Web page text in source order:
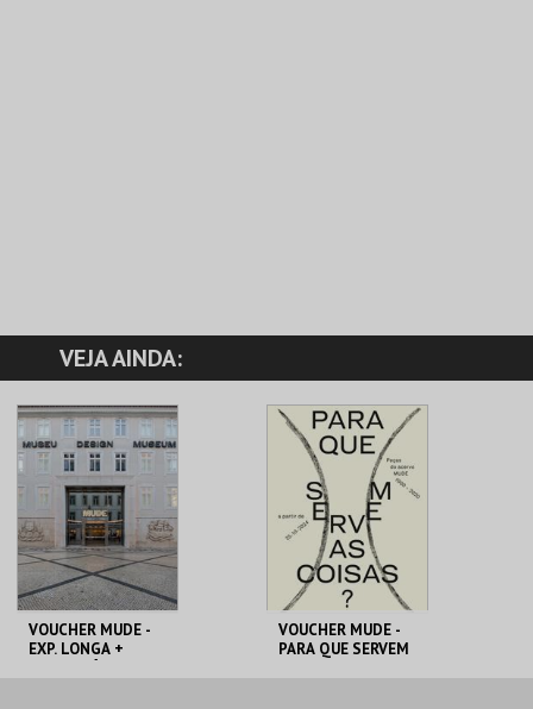
VEJA AINDA:
VOUCHER MUDE -
EXP. LONGA +
VOUCHER MUDE -
PARA QUE SERVEM